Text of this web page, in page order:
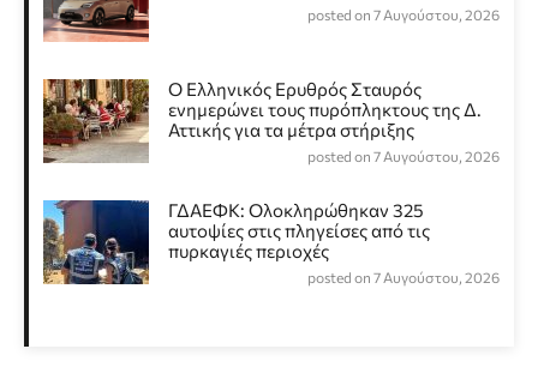
posted on 7 Αυγούστου, 2026
Ο Ελληνικός Ερυθρός Σταυρός
ενημερώνει τους πυρόπληκτους της Δ.
Αττικής για τα μέτρα στήριξης
posted on 7 Αυγούστου, 2026
ΓΔΑΕΦΚ: Ολοκληρώθηκαν 325
αυτοψίες στις πληγείσες από τις
πυρκαγιές περιοχές
posted on 7 Αυγούστου, 2026